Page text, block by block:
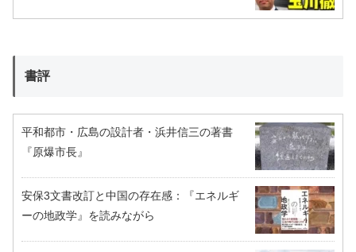
書評
平和都市・広島の設計者・浜井信三の著書
『原爆市長』
安保3文書改訂と中国の存在感：『エネルギ
ーの地政学』を読みながら